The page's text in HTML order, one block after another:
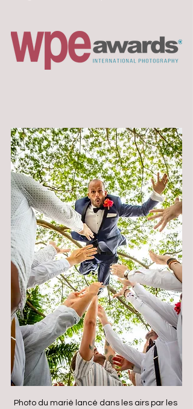
Photo du marié lancé dans les airs par les